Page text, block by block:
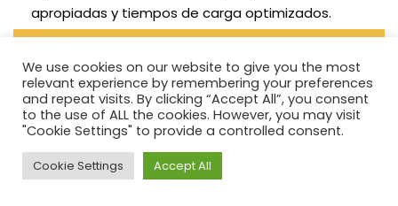
apropiadas y tiempos de carga optimizados.
We use cookies on our website to give you the most
relevant experience by remembering your preferences
and repeat visits. By clicking “Accept All”, you consent
to the use of ALL the cookies. However, you may visit
"Cookie Settings" to provide a controlled consent.
Cookie Settings Accept All